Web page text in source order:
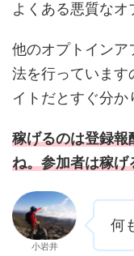
よくある悪質なオ
他のオプトインア
法を行っています
イトだとすぐ分か
稼げるのは登録報
ね。参加者は稼げ
小岩井
何